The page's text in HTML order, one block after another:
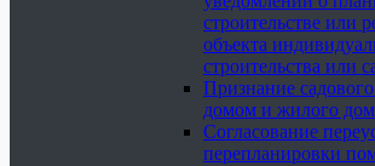
строительстве или
объекта
строительства или
Признание
домом и жилого
Согласование
перепланировки